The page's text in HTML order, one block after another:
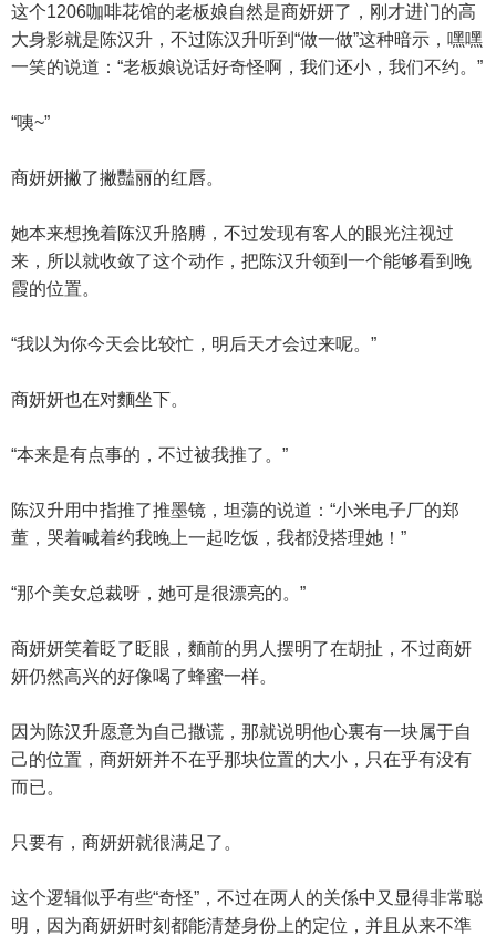
这个1206咖啡花馆的老板娘自然是商妍妍了，刚才进门的高
大身影就是陈汉升，不过陈汉升听到“做一做”这种暗示，嘿嘿
一笑的说道：“老板娘说话好奇怪啊，我们还小，我们不约。”
“咦~”
商妍妍撇了撇豔丽的红唇。
她本来想挽着陈汉升胳膊，不过发现有客人的眼光注视过
来，所以就收敛了这个动作，把陈汉升领到一个能够看到晚
霞的位置。
“我以为你今天会比较忙，明后天才会过来呢。”
商妍妍也在对麵坐下。
“本来是有点事的，不过被我推了。”
陈汉升用中指推了推墨镜，坦蕩的说道：“小米电子厂的郑
董，哭着喊着约我晚上一起吃饭，我都没搭理她！”
“那个美女总裁呀，她可是很漂亮的。”
商妍妍笑着眨了眨眼，麵前的男人摆明了在胡扯，不过商妍
妍仍然高兴的好像喝了蜂蜜一样。
因为陈汉升愿意为自己撒谎，那就说明他心裏有一块属于自
己的位置，商妍妍并不在乎那块位置的大小，只在乎有没有
而已。
只要有，商妍妍就很满足了。
这个逻辑似乎有些“奇怪”，不过在两人的关係中又显得非常聪
明，因为商妍妍时刻都能清楚身份上的定位，并且从来不準